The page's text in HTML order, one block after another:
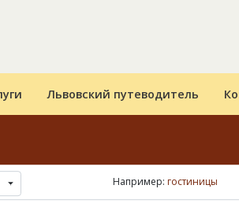
Львовский путеводитель
Например: гостиницы